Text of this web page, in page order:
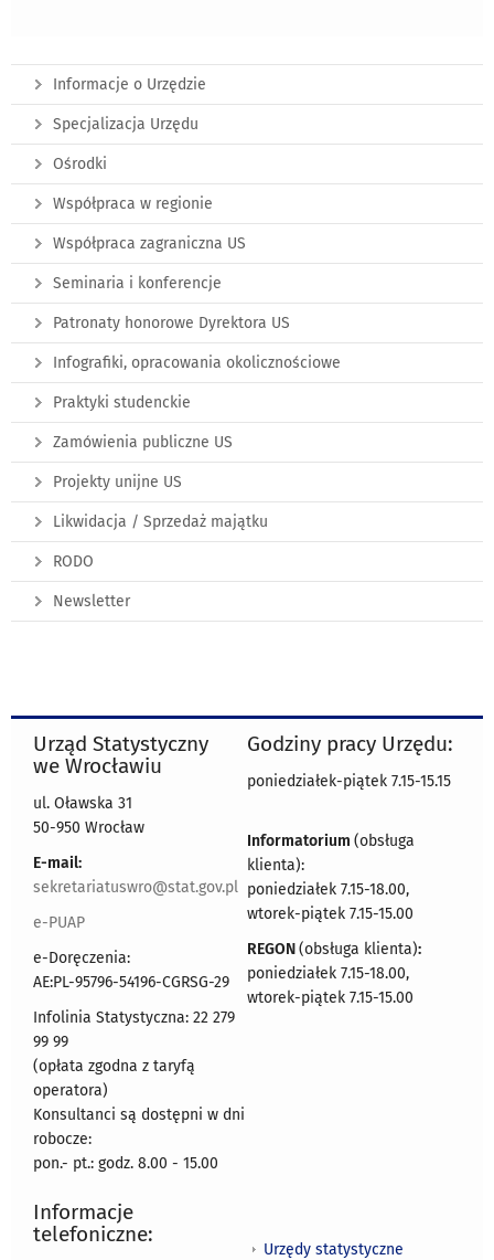
Informacje o Urzędzie
Specjalizacja Urzędu
Ośrodki
Współpraca w regionie
Współpraca zagraniczna US
Seminaria i konferencje
Patronaty honorowe Dyrektora US
Infografiki, opracowania okolicznościowe
Praktyki studenckie
Zamówienia publiczne US
Projekty unijne US
Likwidacja / Sprzedaż majątku
RODO
Newsletter
Urząd Statystyczny
we Wrocławiu
ul. Oławska 31
50-950 Wrocław
E-mail:
sekretariatuswro@stat.gov.pl
e-PUAP
e-Doręczenia:
AE:PL-95796-54196-CGRSG-29
Infolinia Statystyczna: 22 279
99 99
(opłata zgodna z taryfą
operatora)
Konsultanci są dostępni w dni
robocze:
pon.- pt.: godz. 8.00 - 15.00
Godziny pracy Urzędu:
poniedziałek-piątek 7.15-15.15
Informatorium (obsługa
klienta):
poniedziałek 7.15-18.00,
wtorek-piątek 7.15-15.00
REGON(obsługa klienta):
poniedziałek 7.15-18.00,
wtorek-piątek 7.15-15.00
Informacje
telefoniczne:
Urzędy statystyczne